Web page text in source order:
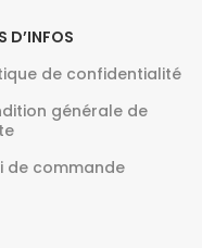
D’INFOS
de confidentialité
générale de
de commande